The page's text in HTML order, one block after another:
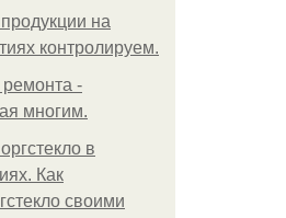
на
контролируем.
-
многим.
в
Как
своими